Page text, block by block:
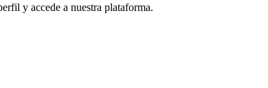
y accede a nuestra plataforma.